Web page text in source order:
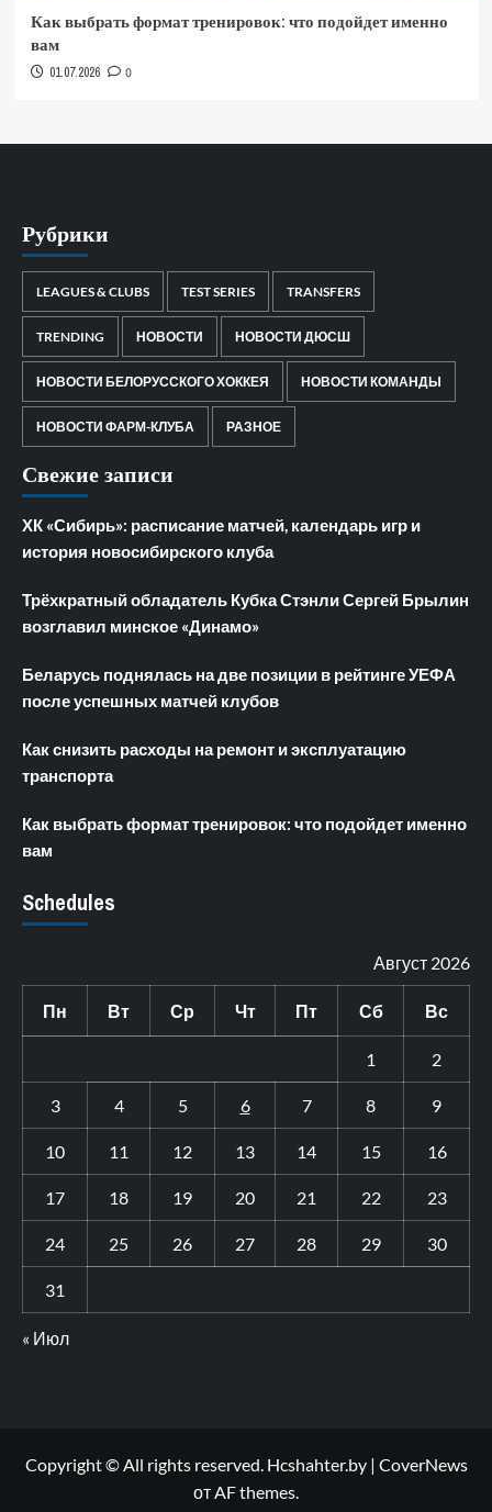
Как выбрать формат тренировок: что подойдет именно
вам
01.07.2026 0
Рубрики
LEAGUES & CLUBS TEST SERIES TRANSFERS
TRENDING НОВОСТИ НОВОСТИ ДЮСШ
НОВОСТИ БЕЛОРУССКОГО ХОККЕЯ НОВОСТИ КОМАНДЫ
НОВОСТИ ФАРМ-КЛУБА РАЗНОЕ
Свежие записи
ХК «Сибирь»: расписание матчей, календарь игр и
история новосибирского клуба
Трёхкратный обладатель Кубка Стэнли Сергей Брылин
возглавил минское «Динамо»
Беларусь поднялась на две позиции в рейтинге УЕФА
после успешных матчей клубов
Как снизить расходы на ремонт и эксплуатацию
транспорта
Как выбрать формат тренировок: что подойдет именно
вам
Schedules
Август 2026
Пн Вт Ср Чт Пт Сб Вс
1 2
3 4 5 6 7 8 9
10 11 12 13 14 15 16
17 18 19 20 21 22 23
24 25 26 27 28 29 30
31
« Июл
Copyright © All rights reserved. Hcshahter.by | CoverNews
от AF themes.